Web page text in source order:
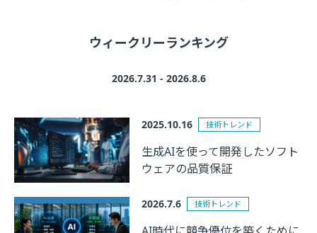
ウィークリーランキング
2026.7.31 - 2026.8.6
2025.10.16 技術トレンド
生成AIを使って開発したソフト
ウェアの品質保証
2026.7.6 技術トレンド